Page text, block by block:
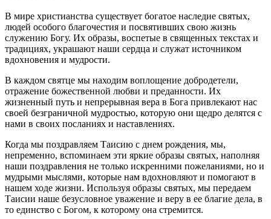
В мире христианства существует богатое наследие святых,
людей особого благочестия и посвятивших свою жизнь
служению Богу. Их образы, воспетые в священных текстах и
традициях, украшают наши сердца и служат источником
вдохновения и мудрости.
В каждом святце мы находим воплощение добродетели,
отражение божественной любви и преданности. Их
жизненный путь и непрерывная вера в Бога привлекают нас
своей безграничной мудростью, которую они щедро делятся с
нами в своих посланиях и наставлениях.
Когда мы поздравляем Таисию с днем рождения, мы,
непременно, вспоминаем эти яркие образы святых, наполняя
наши поздравления не только искренними пожеланиями, но и
мудрыми мыслями, которые нам вдохновляют и помогают в
нашем ходе жизни. Используя образы святых, мы передаем
Таисии наше безусловное уважение и веру в ее благие дела, в
то единство с Богом, к которому она стремится.